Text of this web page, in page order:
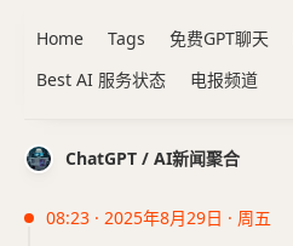
ChatGPT / AI新闻聚合
08:23 · 2025年8月29日 · 周五
Home Tags 免费GPT聊天
Best AI 服务状态
电报频道